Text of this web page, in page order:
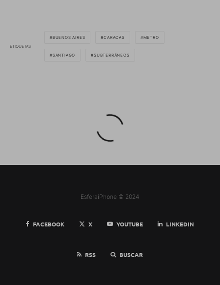
ETIQUETAS
BUENOS AIRES CARACAS METRO
SANTIAGO SUBTERRÁNEOS
EsferaiPhone © 2024
FACEBOOK X YOUTUBE LINKEDIN
RSS BUSCAR